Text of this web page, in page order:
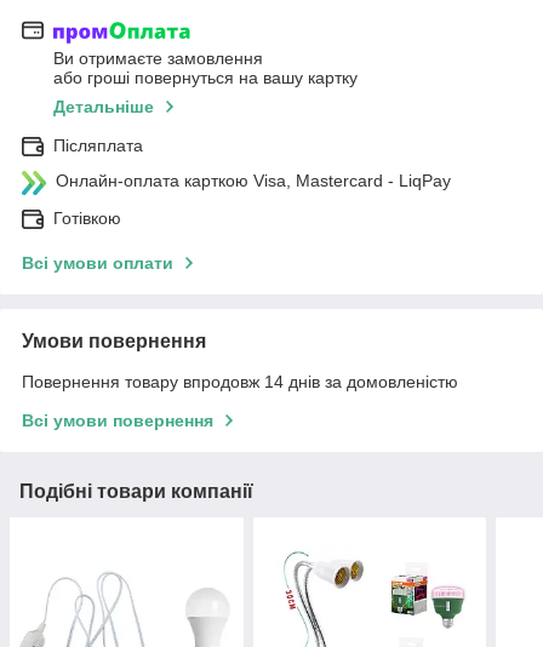
Ви отримаєте замовлення
або гроші повернуться на вашу картку
Детальніше
Післяплата
Онлайн-оплата карткою Visa, Mastercard - LiqPay
Готівкою
Всі умови оплати
Умови повернення
Повернення товару впродовж 14 днів за домовленістю
Всі умови повернення
Подібні товари компанії